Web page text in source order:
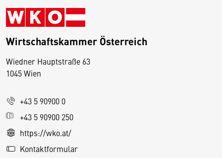
Wirtschaftskammer Österreich
Wiedner Hauptstraße 63
1045 Wien
+43 5 90900 0
+43 5 90900 250
https://wko.at/
Kontaktformular
D
s
e
S
e